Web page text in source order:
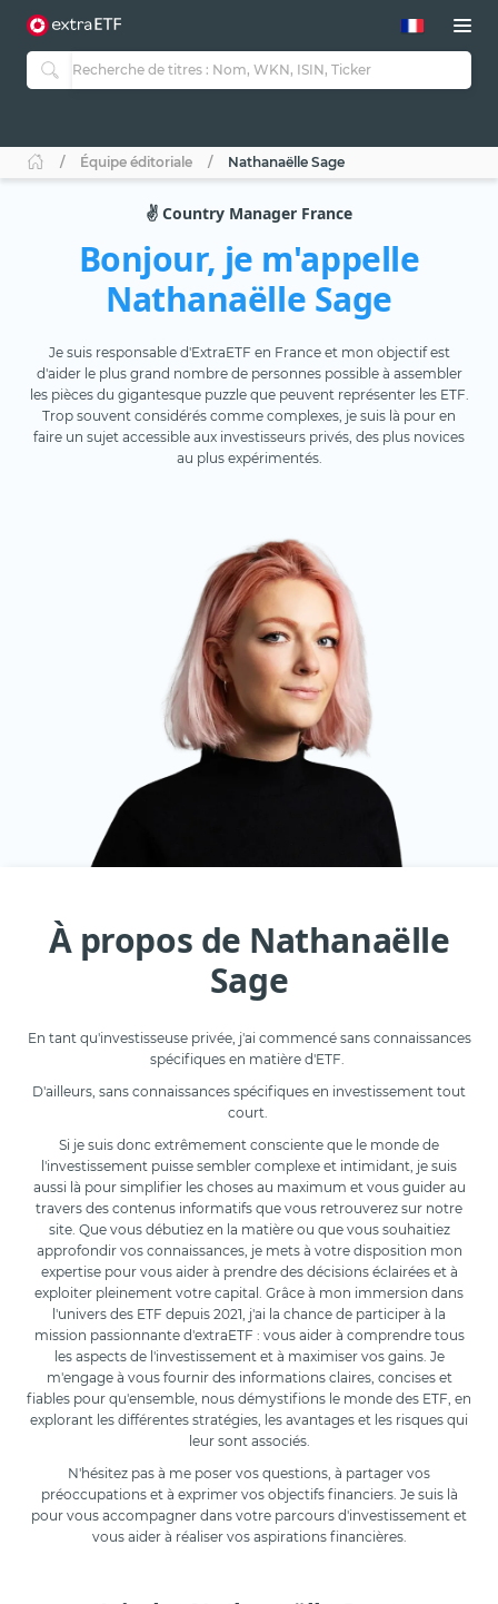
Équipe éditoriale Nathanaëlle Sage
✌️ Country Manager France
Bonjour, je m'appelle
Nathanaëlle Sage
Je suis responsable d'ExtraETF en France et mon objectif est
d'aider le plus grand nombre de personnes possible à assembler
les pièces du gigantesque puzzle que peuvent représenter les ETF.
Trop souvent considérés comme complexes, je suis là pour en
faire un sujet accessible aux investisseurs privés, des plus novices
au plus expérimentés.
À propos de Nathanaëlle
Sage
En tant qu'investisseuse privée, j'ai commencé sans connaissances
spécifiques en matière d'ETF.
D'ailleurs, sans connaissances spécifiques en investissement tout
court.
Si je suis donc extrêmement consciente que le monde de
l'investissement puisse sembler complexe et intimidant, je suis
aussi là pour simplifier les choses au maximum et vous guider au
travers des contenus informatifs que vous retrouverez sur notre
site. Que vous débutiez en la matière ou que vous souhaitiez
approfondir vos connaissances, je mets à votre disposition mon
expertise pour vous aider à prendre des décisions éclairées et à
exploiter pleinement votre capital. Grâce à mon immersion dans
l'univers des ETF depuis 2021, j'ai la chance de participer à la
mission passionnante d'extraETF : vous aider à comprendre tous
les aspects de l'investissement et à maximiser vos gains. Je
m'engage à vous fournir des informations claires, concises et
fiables pour qu'ensemble, nous démystifions le monde des ETF, en
explorant les différentes stratégies, les avantages et les risques qui
leur sont associés.
N'hésitez pas à me poser vos questions, à partager vos
préoccupations et à exprimer vos objectifs financiers. Je suis là
pour vous accompagner dans votre parcours d'investissement et
vous aider à réaliser vos aspirations financières.